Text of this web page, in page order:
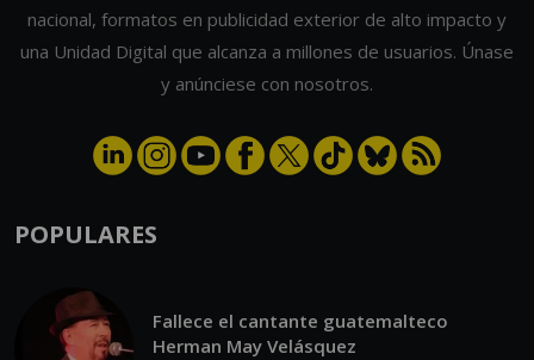
nacional, formatos en publicidad exterior de alto impacto y
una Unidad Digital que alcanza a millones de usuarios. Únase
y anúnciese con nosotros.
POPULARES
Fallece el cantante guatemalteco
Herman May Velásquez